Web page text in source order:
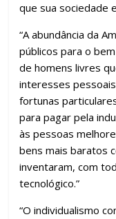
que sua sociedade
“A abundância da
públicos para o
de homens livres
interesses
fortunas
para pagar pela
às pessoas
bens mais baratos
inventaram, com
tecnológico.”
“O individualismo